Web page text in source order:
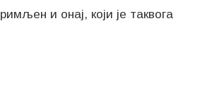
и онај, који је таквога